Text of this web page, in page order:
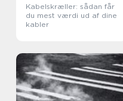
Kabelskræller: sådan får
du mest værdi ud af dine
kabler